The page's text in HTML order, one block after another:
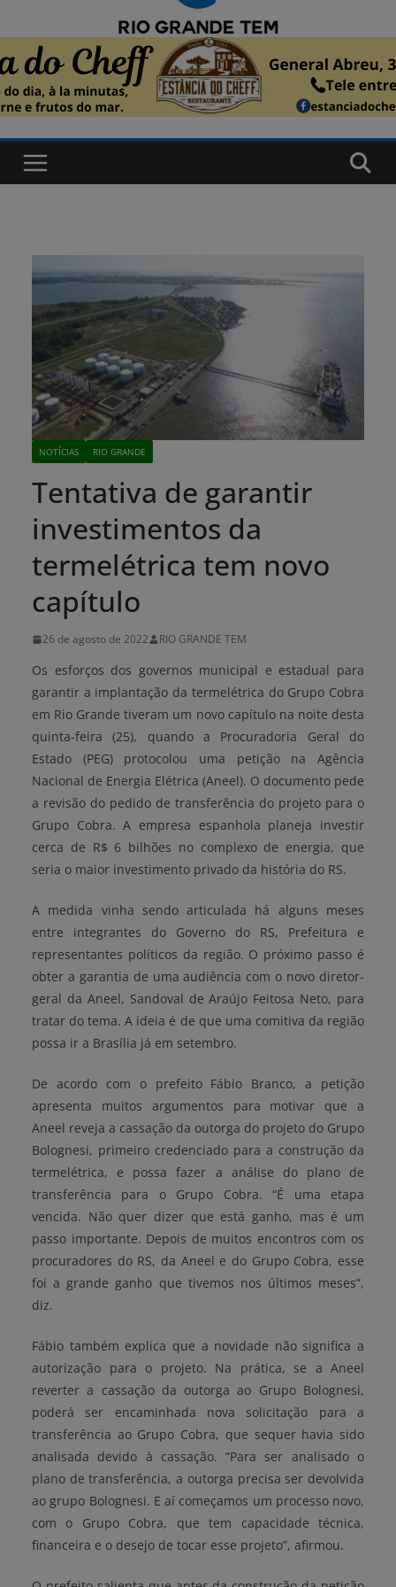
NOTÍCIAS RIO GRANDE
Tentativa de garantir
investimentos da
termelétrica tem novo
capítulo
26 de agosto de 2022 RIO GRANDE TEM
Os esforços dos governos municipal e estadual para
garantir a implantação da termelétrica do Grupo Cobra
em Rio Grande tiveram um novo capítulo na noite desta
quinta-feira (25), quando a Procuradoria Geral do
Estado (PEG) protocolou uma petição na Agência
Nacional de Energia Elétrica (Aneel). O documento pede
a revisão do pedido de transferência do projeto para o
Grupo Cobra. A empresa espanhola planeja investir
cerca de R$ 6 bilhões no complexo de energia, que
seria o maior investimento privado da história do RS.
A medida vinha sendo articulada há alguns meses
entre integrantes do Governo do RS, Prefeitura e
representantes políticos da região. O próximo passo é
obter a garantia de uma audiência com o novo diretor-
geral da Aneel, Sandoval de Araújo Feitosa Neto, para
tratar do tema. A ideia é de que uma comitiva da região
possa ir a Brasília já em setembro.
De acordo com o prefeito Fábio Branco, a petição
apresenta muitos argumentos para motivar que a
Aneel reveja a cassação da outorga do projeto do Grupo
Bolognesi, primeiro credenciado para a construção da
termelétrica, e possa fazer a análise do plano de
transferência para o Grupo Cobra. “É uma etapa
vencida. Não quer dizer que está ganho, mas é um
passo importante. Depois de muitos encontros com os
procuradores do RS, da Aneel e do Grupo Cobra, esse
foi a grande ganho que tivemos nos últimos meses”,
diz.
Fábio também explica que a novidade não significa a
autorização para o projeto. Na prática, se a Aneel
reverter a cassação da outorga ao Grupo Bolognesi,
poderá ser encaminhada nova solicitação para a
transferência ao Grupo Cobra, que sequer havia sido
analisada devido à cassação. “Para ser analisado o
plano de transferência, a outorga precisa ser devolvida
ao grupo Bolognesi. E aí começamos um processo novo,
com o Grupo Cobra, que tem capacidade técnica,
financeira e o desejo de tocar esse projeto”, afirmou.